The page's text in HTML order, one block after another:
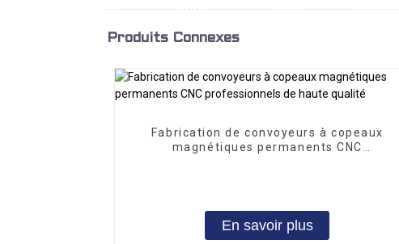
Produits Connexes
Fabrication de convoyeurs à copeaux
magnétiques permanents CNC
En savoir plus